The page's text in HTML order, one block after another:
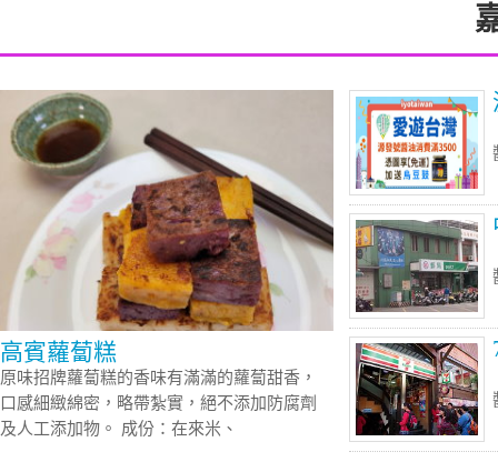
高賓蘿蔔糕
原味招牌蘿蔔糕的香味有滿滿的蘿蔔甜香，
口感細緻綿密，略帶紮實，絕不添加防腐劑
及人工添加物。 成份：在來米、